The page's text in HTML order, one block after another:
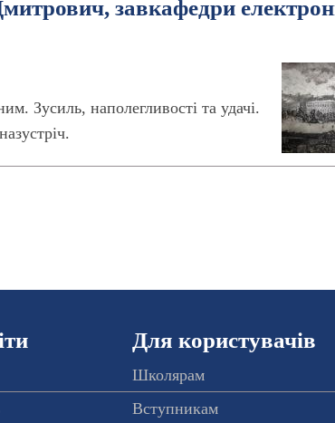
завкафедри
Зусиль, наполегливості та удачі.
Для користувачів
Школярам
Вступникам